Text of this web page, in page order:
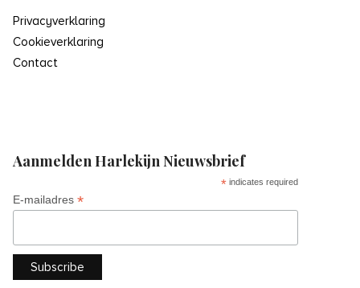
Privacyverklaring
Cookieverklaring
Contact
Aanmelden Harlekijn Nieuwsbrief
* indicates required
E-mailadres *